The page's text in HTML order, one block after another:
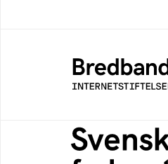
Bredbandskollen
Svenska